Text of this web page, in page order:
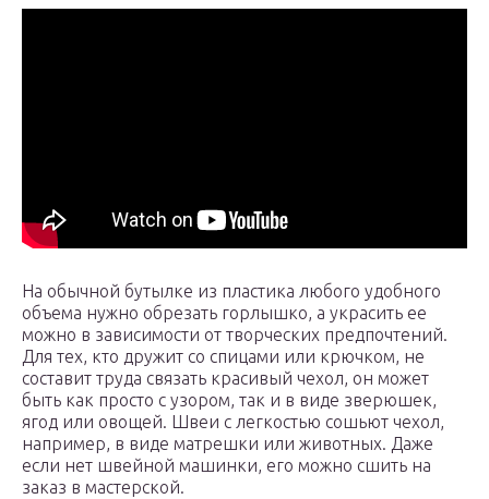
На обычной бутылке из пластика любого удобного
объема нужно обрезать горлышко, а украсить ее
можно в зависимости от творческих предпочтений.
Для тех, кто дружит со спицами или крючком, не
составит труда связать красивый чехол, он может
быть как просто с узором, так и в виде зверюшек,
ягод или овощей. Швеи с легкостью сошьют чехол,
например, в виде матрешки или животных. Даже
если нет швейной машинки, его можно сшить на
заказ в мастерской.